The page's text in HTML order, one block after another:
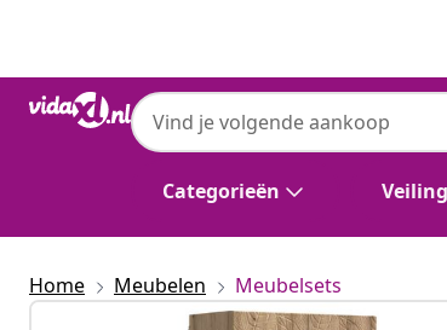
Categorieën
Home Meubelen Meubelsets